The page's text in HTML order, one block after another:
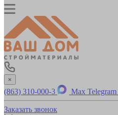
×
(863) 310-000-3 Max Telegram
Заказать звонок